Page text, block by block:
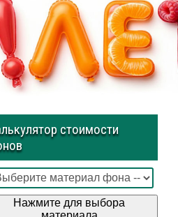
стоимости
Нажмите для выбора